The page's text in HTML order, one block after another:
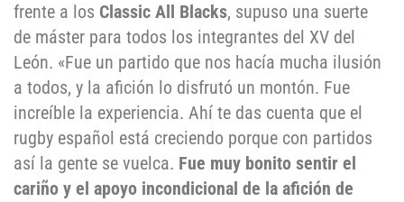
frente a los Classic All Blacks, supuso una suerte
de máster para todos los integrantes del XV del
León. «Fue un partido que nos hacía mucha ilusión
a todos, y la afición lo disfrutó un montón. Fue
increíble la experiencia. Ahí te das cuenta que el
rugby español está creciendo porque con partidos
así la gente se vuelca. Fue muy bonito sentir el
cariño y el apoyo incondicional de la afición de